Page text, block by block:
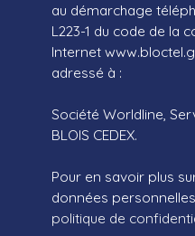
au démarchage
L223-1 du code de la
Internet
adressé à :
Société Worldline,
BLOIS CEDEX.
Pour en savoir plus
données
politique de